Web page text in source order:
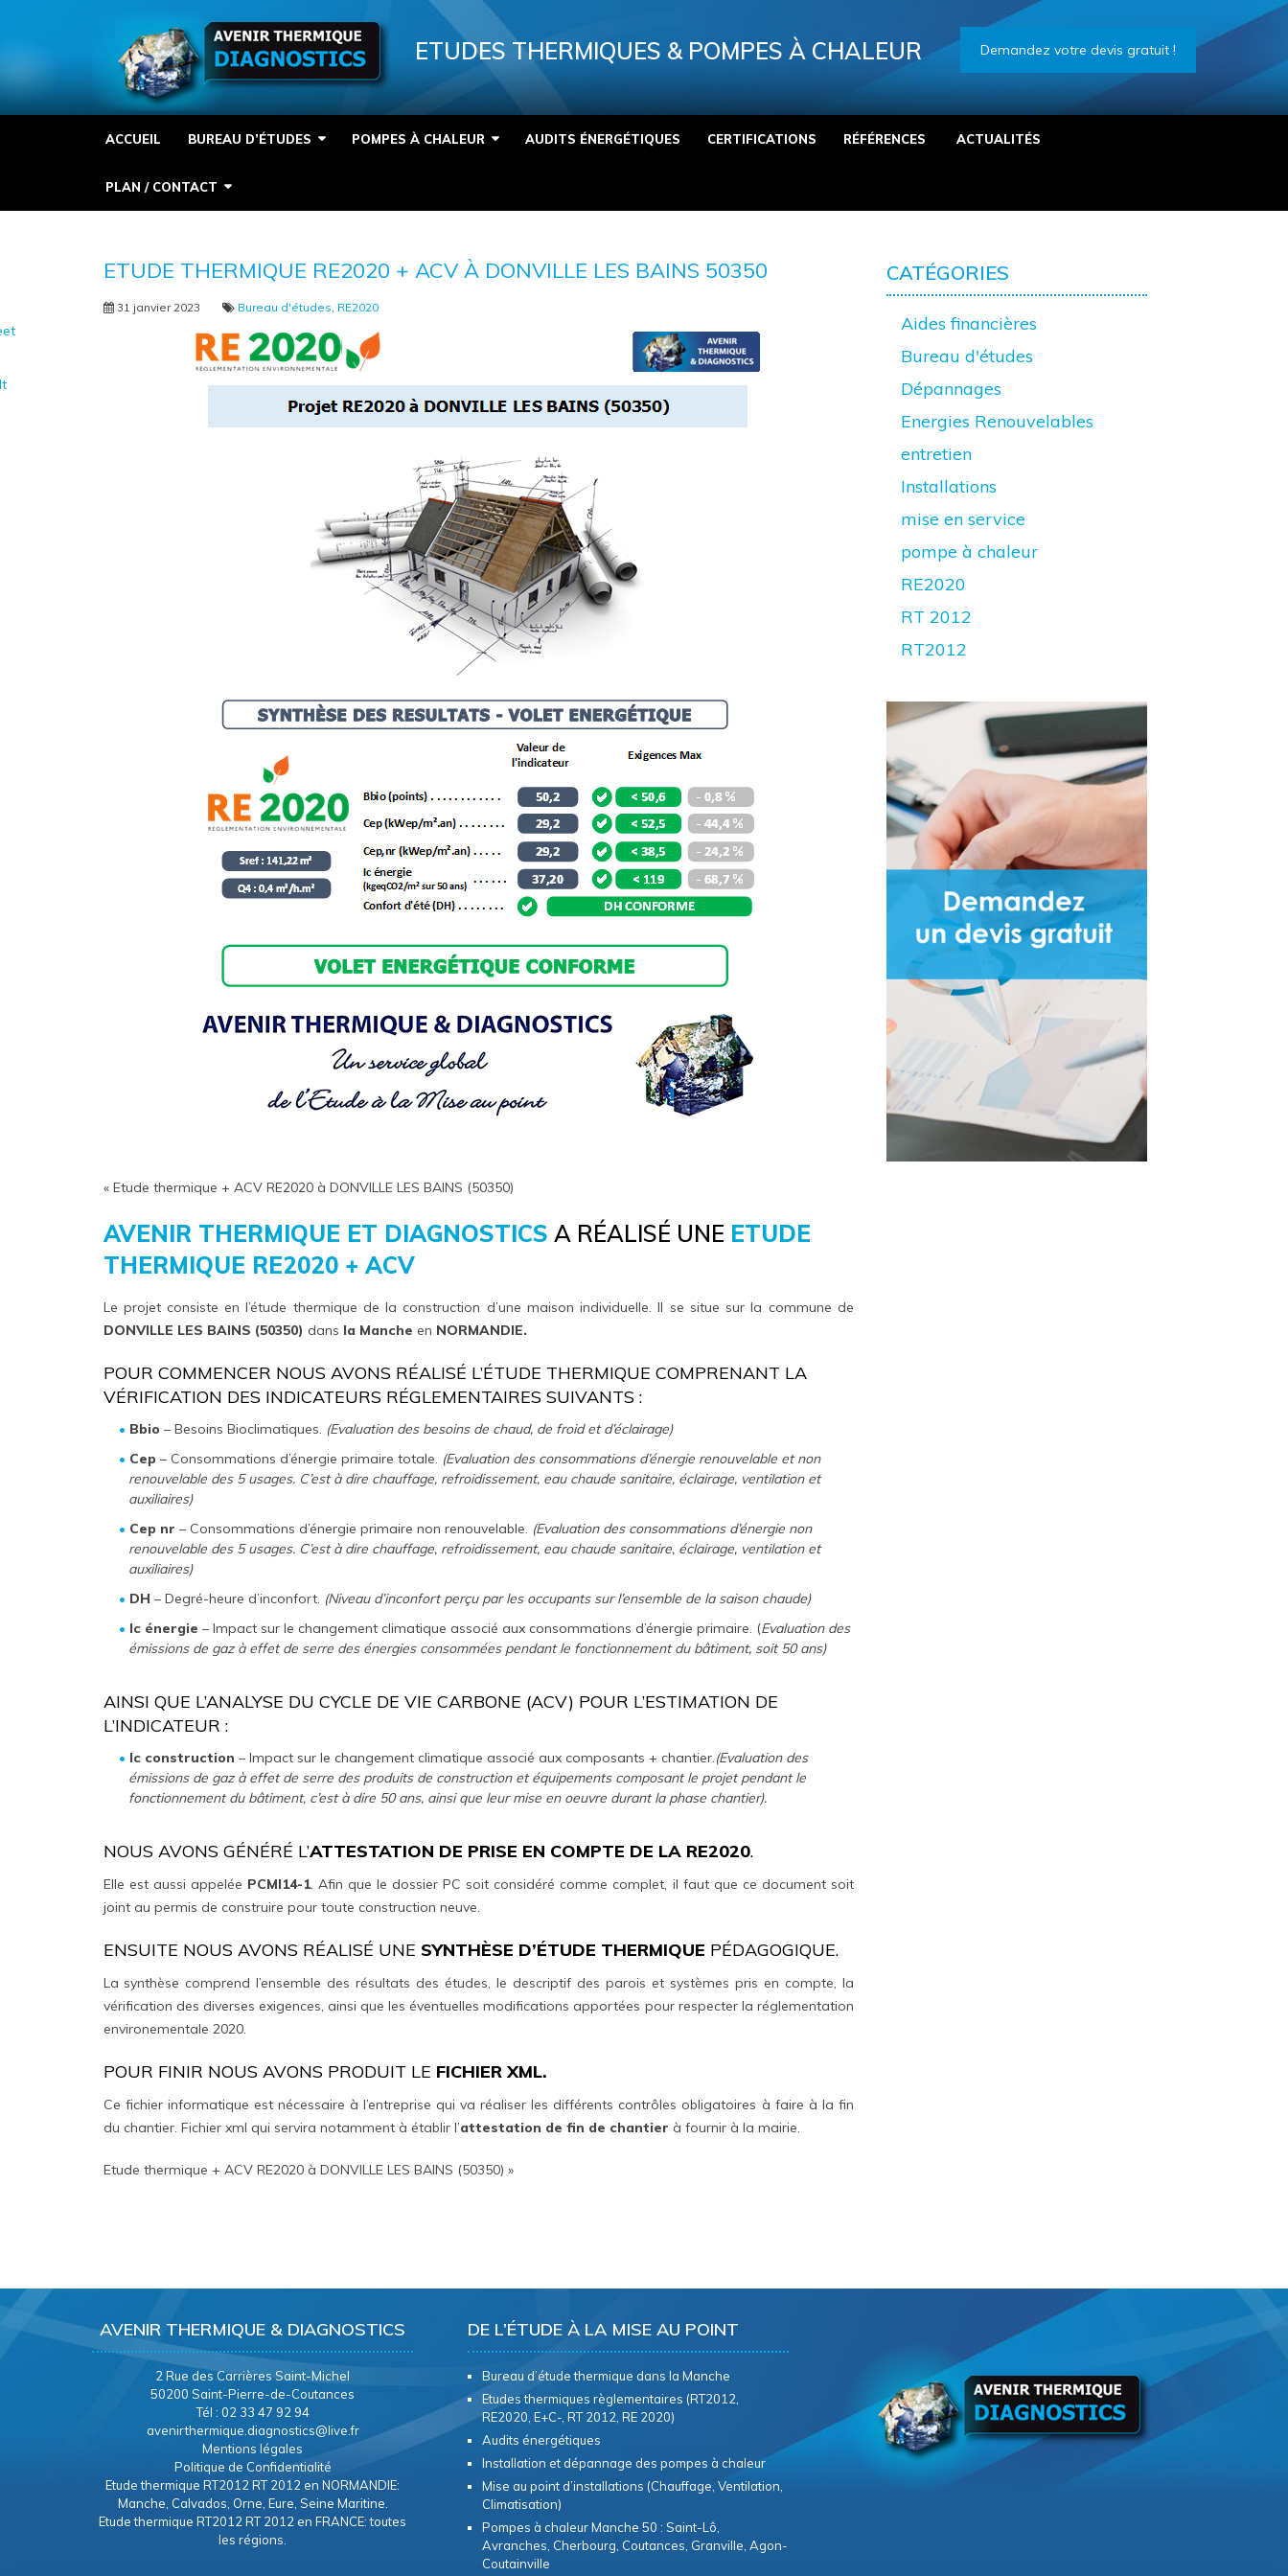
Demandez votre devis gratuit !
ETUDES THERMIQUES & POMPES À CHALEUR
ACCUEIL BUREAU D’ÉTUDES POMPES À CHALEUR AUDITS ÉNERGÉTIQUES CERTIFICATIONS RÉFÉRENCES ACTUALITÉS
PLAN / CONTACT
ETUDE THERMIQUE RE2020 + ACV À DONVILLE LES BAINS 50350
31 janvier 2023 Bureau d'études RE2020
« Etude thermique + ACV RE2020 à DONVILLE LES BAINS (50350)
AVENIR THERMIQUE ET DIAGNOSTICS A RÉALISÉ UNE ETUDE
THERMIQUE RE2020 + ACV
Le projet consiste en l’étude thermique de la construction d’une maison individuelle. Il se situe sur la commune de
DONVILLE LES BAINS (50350) dans la Manche en NORMANDIE.
POUR COMMENCER NOUS AVONS RÉALISÉ L’ÉTUDE THERMIQUE COMPRENANT LA
VÉRIFICATION DES INDICATEURS RÉGLEMENTAIRES SUIVANTS :
Bbio – Besoins Bioclimatiques. (Evaluation des besoins de chaud, de froid et d’éclairage)
Cep – Consommations d’énergie primaire totale. (Evaluation des consommations d’énergie renouvelable et non
renouvelable des 5 usages. C’est à dire chauffage, refroidissement, eau chaude sanitaire, éclairage, ventilation et
auxiliaires)
Cep nr – Consommations d’énergie primaire non renouvelable. (Evaluation des consommations d’énergie non
renouvelable des 5 usages. C’est à dire chauffage, refroidissement, eau chaude sanitaire, éclairage, ventilation et
auxiliaires)
DH – Degré-heure d’inconfort. (Niveau d’inconfort perçu par les occupants sur l’ensemble de la saison chaude)
Ic énergie – Impact sur le changement climatique associé aux consommations d’énergie primaire. (Evaluation des
émissions de gaz à effet de serre des énergies consommées pendant le fonctionnement du bâtiment, soit 50 ans)
AINSI QUE L’ANALYSE DU CYCLE DE VIE CARBONE (ACV) POUR L’ESTIMATION DE
L’INDICATEUR :
Ic construction – Impact sur le changement climatique associé aux composants + chantier.(Evaluation des
émissions de gaz à effet de serre des produits de construction et équipements composant le projet pendant le
fonctionnement du bâtiment, c’est à dire 50 ans, ainsi que leur mise en oeuvre durant la phase chantier).
NOUS AVONS GÉNÉRÉ L’ATTESTATION DE PRISE EN COMPTE DE LA RE2020.
Elle est aussi appelée PCMI14-1. Afin que le dossier PC soit considéré comme complet, il faut que ce document soit
joint au permis de construire pour toute construction neuve.
ENSUITE NOUS AVONS RÉALISÉ UNE SYNTHÈSE D’ÉTUDE THERMIQUE PÉDAGOGIQUE.
La synthèse comprend l’ensemble des résultats des études, le descriptif des parois et systèmes pris en compte, la
vérification des diverses exigences, ainsi que les éventuelles modifications apportées pour respecter la réglementation
environementale 2020.
POUR FINIR NOUS AVONS PRODUIT LE FICHIER XML.
Ce fichier informatique est nécessaire à l’entreprise qui va réaliser les différents contrôles obligatoires à faire à la fin
du chantier. Fichier xml qui servira notamment à établir l’attestation de fin de chantier à fournir à la mairie.
Etude thermique + ACV RE2020 à DONVILLE LES BAINS (50350) »
CATÉGORIES
Aides financières
Bureau d'études
Dépannages
Energies Renouvelables
entretien
Installations
mise en service
pompe à chaleur
RE2020
RT 2012
RT2012
AVENIR THERMIQUE & DIAGNOSTICS
2 Rue des Carrières Saint-Michel
50200 Saint-Pierre-de-Coutances
Tél : 02 33 47 92 94
avenirthermique.diagnostics@live.fr
Mentions légales
Politique de Confidentialité
Etude thermique RT2012 RT 2012 en NORMANDIE:
Manche, Calvados, Orne, Eure, Seine Maritine.
Etude thermique RT2012 RT 2012 en FRANCE: toutes
les régions.
DE L’ÉTUDE À LA MISE AU POINT
Bureau d’étude thermique dans la Manche
Etudes thermiques règlementaires (RT2012,
RE2020, E+C-, RT 2012, RE 2020)
Audits énergétiques
Installation et dépannage des pompes à chaleur
Mise au point d’installations (Chauffage, Ventilation,
Climatisation)
Pompes à chaleur Manche 50 : Saint-Lô,
Avranches, Cherbourg, Coutances, Granville, Agon-
Coutainville